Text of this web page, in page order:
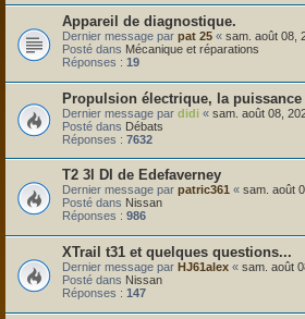
Appareil de diagnostique.
Dernier message par pat 25 « sam. août 08,
Posté dans Mécanique et réparations
Réponses : 19
Propulsion électrique, la
Dernier message par didi « sam. août 08,
Posté dans Débats
Réponses : 7632
T2 3l DI de Edefaverney
Dernier message par patric361 « sam. août
Posté dans Nissan
Réponses : 986
XTrail t31 et quelques questions...
Dernier message par HJ61alex « sam. août
Posté dans Nissan
Réponses : 147